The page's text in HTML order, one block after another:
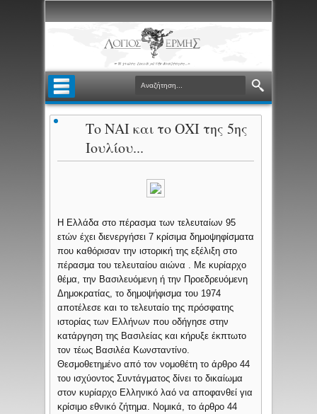
Το ΝΑΙ και το ΟΧΙ της 5ης
Ιουλίου...
Η Ελλάδα στο πέρασμα των τελευταίων 95
ετών έχει διενεργήσει 7 κρίσιμα δημοψηφίσματα
που καθόρισαν την ιστορική της εξέλιξη στο
πέρασμα του τελευταίου αιώνα . Με κυρίαρχο
θέμα, την Βασιλευόμενη ή την Προεδρευόμενη
Δημοκρατίας, το δημοψήφισμα του 1974
αποτέλεσε και το τελευταίο της πρόσφατης
ιστορίας των Ελλήνων που οδήγησε στην
κατάργηση της Βασιλείας και κήρυξε έκπτωτο
τον τέως Βασιλέα Κωνσταντίνο.
Θεσμοθετημένο από τον νομοθέτη το άρθρο 44
του ισχύοντος Συντάγματος δίνει το δικαίωμα
στον κυρίαρχο Ελληνικό λαό να αποφανθεί για
κρίσιμο εθνικό ζήτημα. Νομικά, το άρθρο 44